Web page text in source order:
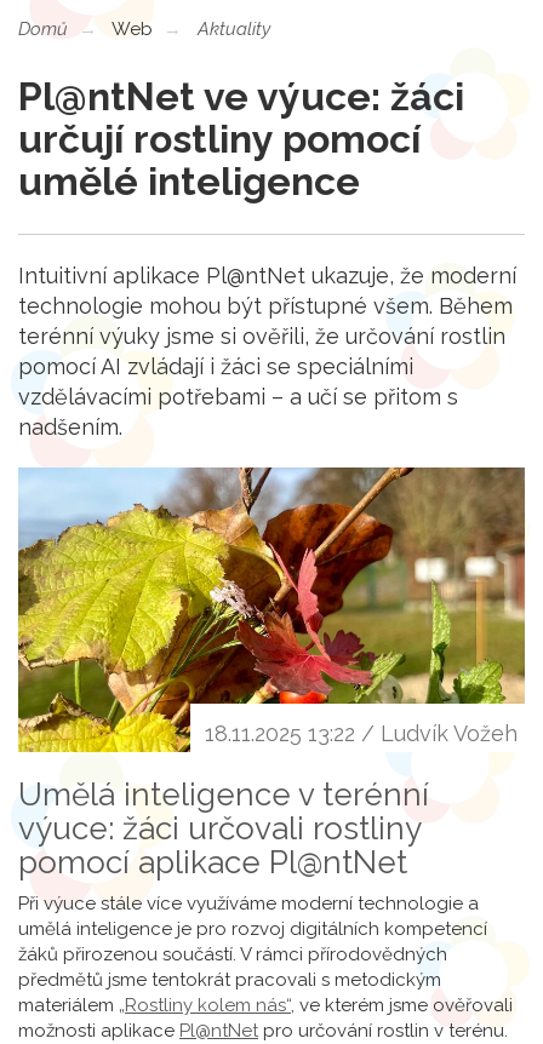
Domů Web Aktuality
Pl@ntNet ve výuce: žáci
určují rostliny pomocí
umělé inteligence
Intuitivní aplikace Pl@ntNet ukazuje, že moderní
technologie mohou být přístupné všem. Během
terénní výuky jsme si ověřili, že určování rostlin
pomocí AI zvládají i žáci se speciálními
vzdělávacími potřebami – a učí se přitom s
nadšením.
18.11.2025 13:22 / Ludvík Vožeh
Umělá inteligence v terénní
výuce: žáci určovali rostliny
pomocí aplikace Pl@ntNet
Při výuce stále více využíváme moderní technologie a
umělá inteligence je pro rozvoj digitálních kompetencí
žáků přirozenou součástí. V rámci přírodovědných
předmětů jsme tentokrát pracovali s metodickým
materiálem „Rostliny kolem nás“, ve kterém jsme ověřovali
možnosti aplikace Pl@ntNetpro určování rostlin v terénu.